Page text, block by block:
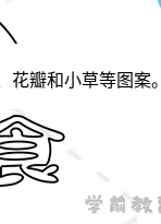
瓣和小草等图案。